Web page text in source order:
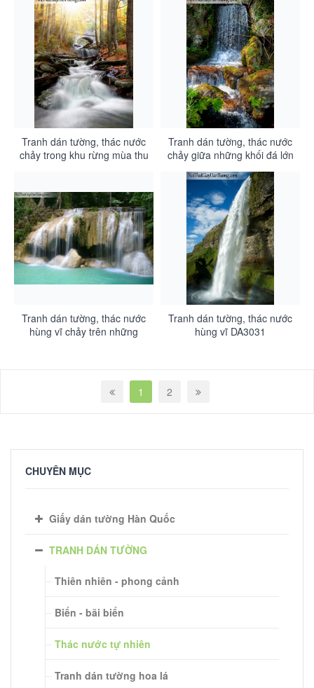
CHUYÊN MỤC
Giấy dán tường Hàn Quốc
TRANH DÁN TƯỜNG
Thiên nhiên - phong cảnh
Biển - bãi biển
Thác nước tự nhiên
Tranh dán tường hoa lá
Tranh dán tường, thác nước
chảy trong khu rừng mùa thu
Tranh dán tường, thác nước
chảy giữa những khối đá lớn
DA3033
Tranh dán tường, thác nước
hùng vĩ chảy trên những
Tranh dán tường, thác nước
hùng vĩ DA3031
1 2